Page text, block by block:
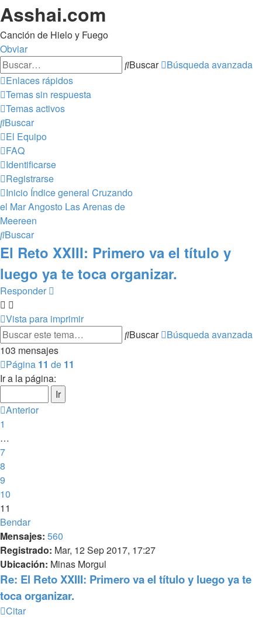
Asshai.com
Canción de Hielo y Fuego
Obviar
Buscar
Búsqueda avanzada
Enlaces rápidos
Temas sin respuesta
Temas activos
Buscar
El Equipo
FAQ
Identificarse
Registrarse
Inicio Índice general Cruzando
el Mar Angosto Las Arenas de
Meereen
Buscar
El Reto XXIII: Primero va el título y
luego ya te toca organizar.
Responder
Vista para imprimir
Buscar
Búsqueda avanzada
103 mensajes
Página 11 de 11
Ir a la página:
Anterior
1
…
7
8
9
10
11
Bendar
Mensajes: 560
Registrado: Mar, 12 Sep 2017, 17:27
Ubicación: Minas Morgul
Re: El Reto XXIII: Primero va el título y luego ya te
toca organizar.
Citar